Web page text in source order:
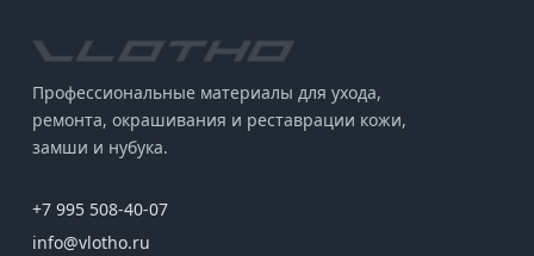
Профессиональные материалы для ухода,
ремонта, окрашивания и реставрации кожи,
замши и нубука.
+7 995 508-40-07
info@vlotho.ru